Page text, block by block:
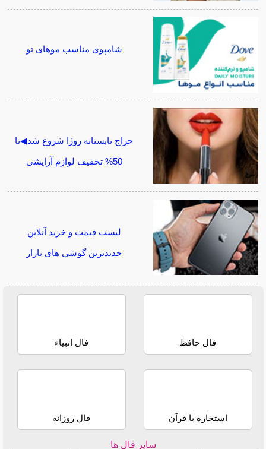
شامپوی مناسب موهای تو
حراج تابستانه روژا شروع شد◀تا
50% تخفیف لوازم آرایشی
لیست قیمت و خرید آنلاین
جدیدترین گوشی های بازار
فال حافظ فال انبیاء
استخاره با قرآن فال روزانه
سایر فال ها